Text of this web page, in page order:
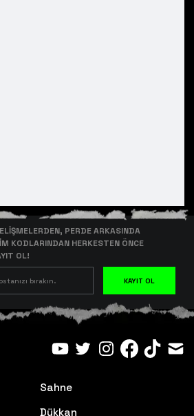
PERDE ARKASINDA
KODLARINDAN HERKESTEN ÖNCE
OL!
KAYIT OL
Sahne
Dükkan